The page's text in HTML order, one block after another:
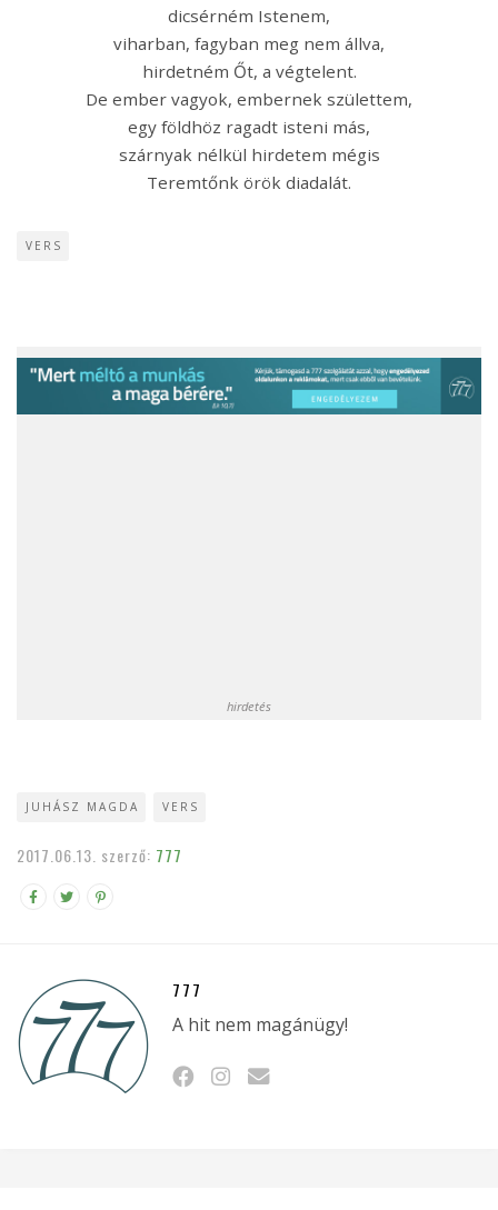
dicsérném Istenem,
viharban, fagyban meg nem állva,
hirdetném Őt, a végtelent.
De ember vagyok, embernek születtem,
egy földhöz ragadt isteni más,
szárnyak nélkül hirdetem mégis
Teremtőnk örök diadalát.
VERS
hirdetés
JUHÁSZ MAGDA VERS
2017.06.13. szerző: 777
777
A hit nem magánügy!